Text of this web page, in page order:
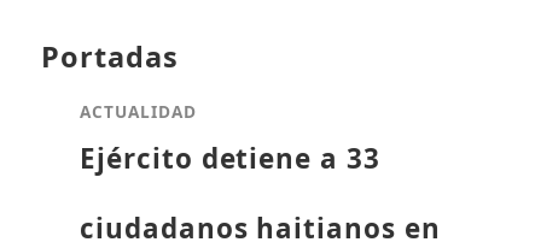
Portadas
ACTUALIDAD
Ejército detiene a 33
ciudadanos haitianos en